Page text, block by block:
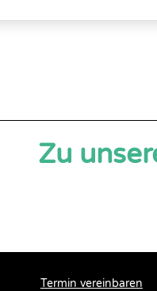
Zu
Termin vereinbaren